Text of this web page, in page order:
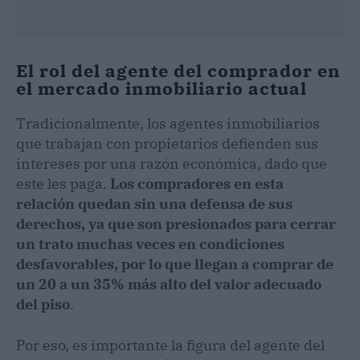
El rol del agente del comprador en
el mercado inmobiliario actual
Tradicionalmente, los agentes inmobiliarios
que trabajan con propietarios defienden sus
intereses por una razón económica, dado que
este les paga. Los compradores en esta
relación quedan sin una defensa de sus
derechos, ya que son presionados para cerrar
un trato muchas veces en condiciones
desfavorables, por lo que llegan a comprar de
un 20 a un 35% más alto del valor adecuado
del piso.
Por eso, es importante la figura del agente del